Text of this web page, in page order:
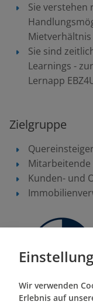
Sie
Mietverhältnis
Sie sind
Learnings -
Lernapp
Zielgruppe
Mitarbeitende
Kunden- und
Wir verwenden
Erlebnis auf